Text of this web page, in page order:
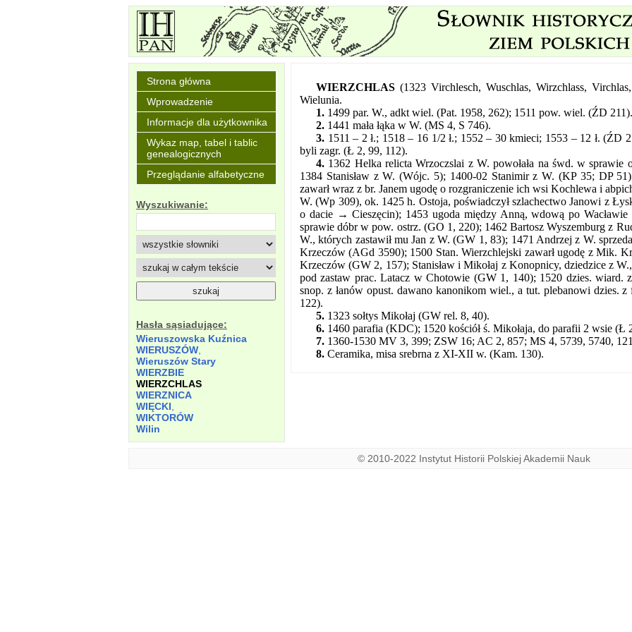
Strona główna
Wprowadzenie
Informacje dla użytkownika
Wykaz map, tabel i tablic
genealogicznych
Przeglądanie alfabetyczne
Wyszukiwanie:
Hasła sąsiadujące:
Wieruszowska Kuźnica
WIERUSZÓW
Wieruszów Stary
WIERZBIE
WIERZCHLAS
WIERZNICA
WIĘCKI
WIKTORÓW
Wilin
WIERZCHLAS (1323 Virchlesch, Wuschlas, Wirzchlass,
Wielunia.
1. 1499 par. W., adkt wiel. (Pat. 1958, 262); 1511 pow. wiel. (ŹD 211).
2. 1441 mała łąka w W. (MS 4, S 746).
3. 1511 – 2 ł.; 1518 – 16 1/2 ł.; 1552 – 30 kmieci; 1553 – 12 ł. (ŹD
byli zagr. (Ł 2, 99, 112).
4. 1362 Helka relicta Wrzoczslai z W. powołała na śwd. w
1384 Stanisław z W. (Wójc. 5); 1400-02 Stanimir z W. (KP 35; DP
zawarł wraz z br. Janem ugodę o rozgraniczenie ich wsi Kochlewa i
W. (Wp 309), ok. 1425 h. Ostoja, poświadczył szlachectwo Janowi z
o dacie → Cieszęcin); 1453 ugoda między Anną, wdową po
sprawie dóbr w pow. ostrz. (GO 1, 220); 1462 Bartosz Wyszemburg z
W., których zastawił mu Jan z W. (GW 1, 83); 1471 Andrzej z W.
Krzeczów (AGd 3590); 1500 Stan. Wierzchlejski zawarł ugodę z Mik.
Krzeczów (GW 2, 157); Stanisław i Mikołaj z Konopnicy, dziedzice z
pod zastaw prac. Latacz w Chotowie (GW 1, 140); 1520 dzies. wiard.
snop. z łanów opust. dawano kanonikom wiel., a tut. plebanowi dzies.
122).
5. 1323 sołtys Mikołaj (GW rel. 8, 40).
6. 1460 parafia (KDC); 1520 kościół ś. Mikołaja, do parafii 2 wsie (Ł
7. 1360-1530 MV 3, 399; ZSW 16; AC 2, 857; MS 4, 5739, 5740,
8. Ceramika, misa srebrna z XI-XII w. (Kam. 130).
© 2010-2022 Instytut Historii Polskiej Akademii Nauk